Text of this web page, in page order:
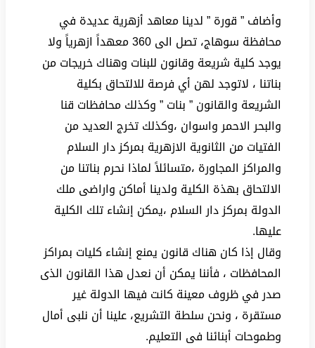
وأضاف ” قورة ” لدينا معاهد أزهرية عديدة في
محافظة سوهاج، تصل الى 360 معهداً ازهرياً ولا
يوجد كلية شريعة وقانون للبنات وهناك خريجات من
بناتنا ، لاتوجد لهن أي فرصة للالتحاق بكلية
الشريعة والقانون ” بنات ” وكذلك محافظات قنا
والبحر الاحمر واسوان ،وكذلك تخرج العديد من
الفتيات من الثانوية الازهرية بمركز دار السلام
والمراكز المجاورة ،متسائلاً لماذا نحرم بناتنا من
الالتحاق بهذة الكلية ولدينا أماكن واراضى ملك
الدولة بمركز دار السلام ،يمكن إنشاء تلك الكلية
عليها.
وقال إذا كان هناك قانون يمنع إنشاء كليات بمراكز
المحافظات ، فأننا يمكن أن نعدل هذا القانون الذى
صدر في ظروف معينة كانت فيها الدولة غير
مستقرة ، ونحن سلطة التشريع، علينا أن نلبى أمال
وطموحات أبنائنا فى التعليم.